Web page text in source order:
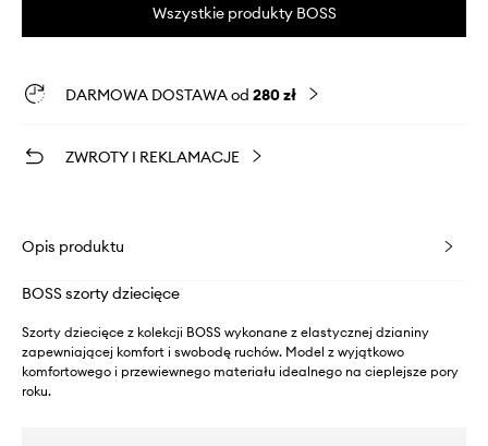
Wszystkie produkty BOSS
DARMOWA DOSTAWA od 280 zł
ZWROTY I REKLAMACJE
Opis produktu
BOSS szorty dziecięce
Szorty dziecięce z kolekcji BOSS wykonane z elastycznej dzianiny
zapewniającej komfort i swobodę ruchów. Model z wyjątkowo
komfortowego i przewiewnego materiału idealnego na cieplejsze pory
roku.